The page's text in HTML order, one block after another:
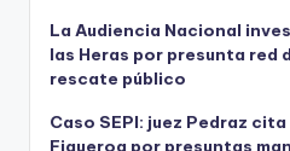
La Audiencia Nacional
las Heras por presunta red
rescate público
Caso SEPI: juez Pedraz
Figueroa por presuntas